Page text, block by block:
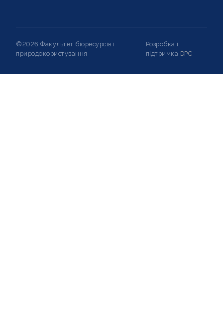
©2026 Факультет біоресурсів і
природокористування
Розробка і
підтримка DPC